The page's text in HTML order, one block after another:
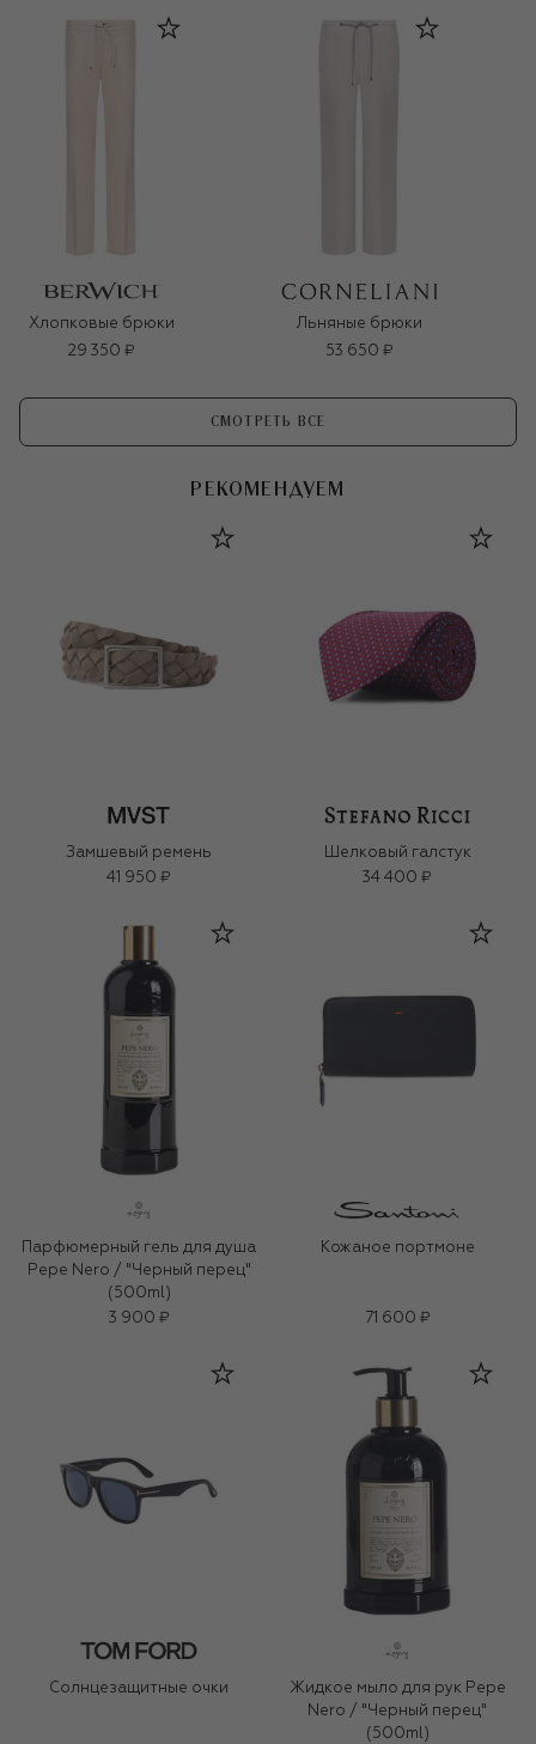
Хлопковые брюки
29 350 ₽
Льняные брюки
53 650 ₽
СМОТРЕТЬ ВСЕ
РЕКОМЕНДУЕМ
Замшевый ремень
41 950 ₽
Шелковый галстук
34 400 ₽
Парфюмерный гель для душа
Pepe Nero / "Черный перец"
(500ml)
3 900 ₽
Кожаное портмоне
71 600 ₽
Солнцезащитные очки
Жидкое мыло для рук Pepe
Nero / "Черный перец"
(500ml)